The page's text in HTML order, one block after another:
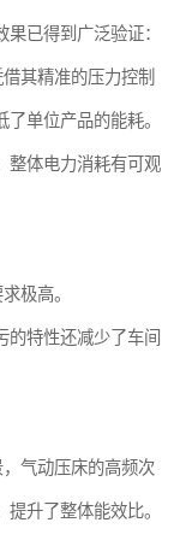
已得到广泛验证：
其精准的压力控制
单位产品的能耗。
整体电力消耗有可观
极高。
特性还减少了车间
气动压床的高频次
升了整体能效比。